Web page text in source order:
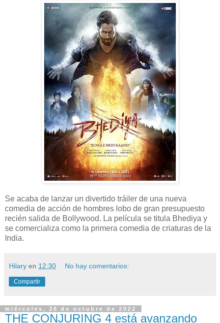
Se acaba de lanzar un divertido tráiler de una nueva
comedia de acción de hombres lobo de gran presupuesto
recién salida de Bollywood. La película se titula Bhediya y
se comercializa como la primera comedia de criaturas de la
India.
Hilary en 12:30 No hay comentarios:
Compartir
miércoles, 26 de octubre de 2022
THE CONJURING 4 está avanzando